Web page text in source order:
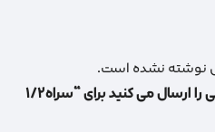
نوشته نشده است.
اولین نفری باشید که دیدگاهی را ارسال می کنید برای “سراه1/2